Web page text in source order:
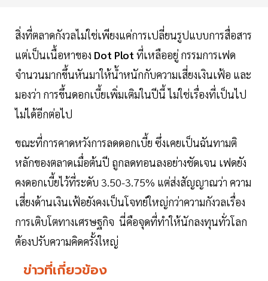
สิ่งที่ตลาดกังวลไม่ใช่เพียงแค่การเปลี่ยนรูปแบบการสื่อสาร
แต่เป็นเนื้อหาของ Dot Plotที่เหลืออยู่ กรรมการเฟด
จำนวนมากขึ้นหันมาให้นํ้าหนักกับความเสี่ยงเงินเฟ้อ และ
มองว่า การขึ้นดอกเบี้ยเพิ่มเติมในปีนี้ ไม่ใช่เรื่องที่เป็นไป
ไม่ได้อีกต่อไป
ขณะที่การคาดหวังการลดดอกเบี้ย ซึ่งเคยเป็นฉันทามติ
หลักของตลาดเมื่อต้นปี ถูกลดทอนลงอย่างชัดเจน เฟดยัง
คงดอกเบี้ยไว้ที่ระดับ 3.50-3.75% แต่ส่งสัญญาณว่า ความ
เสี่ยงด้านเงินเฟ้อยังคงเป็นโจทย์ใหญ่กว่าความกังวลเรื่อง
การเติบโตทางเศรษฐกิจ นี่คือจุดที่ทำให้นักลงทุนทั่วโลก
ต้องปรับความคิดครั้งใหญ่
ข่าวที่เกี่ยวข้อง